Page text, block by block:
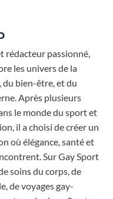
rédacteur passionné,
les univers de la
du bien-être, et du
Après plusieurs
le monde du sport et
il a choisi de créer un
où élégance, santé et
Sur Gay Sport
soins du corps, de
de voyages gay-